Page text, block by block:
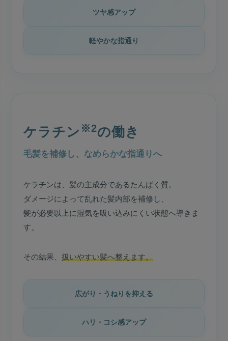
ツヤ感アップ
軽やかな指通り
ケラチン ※2の働き
毛髪を補修し、なめらかな指通りへ
ケラチンは、髪の主成分であるたんぱく質。
ダメージによって乱れた髪内部を補修し、
髪が必要以上に湿気を吸い込みにくい状態へ導きま
す。
その結果、 扱いやすい髪へ整えます。
広がり・うねりを抑える
ハリ・コシ感アップ